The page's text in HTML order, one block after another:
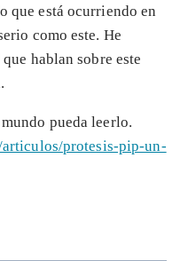
que está ocurriendo en
como este. He
hablan sobre este
pueda leerlo.
protesis-pip-un-